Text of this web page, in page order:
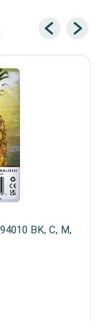
BK, C, M,